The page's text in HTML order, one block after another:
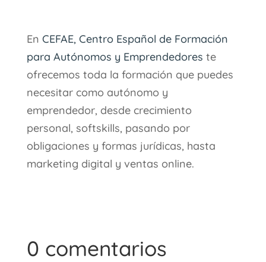
En CEFAE, Centro Español de Formación
para Autónomos y Emprendedores te
ofrecemos toda la formación que puedes
necesitar como autónomo y
emprendedor, desde crecimiento
personal, softskills, pasando por
obligaciones y formas jurídicas, hasta
marketing digital y ventas online.
0 comentarios